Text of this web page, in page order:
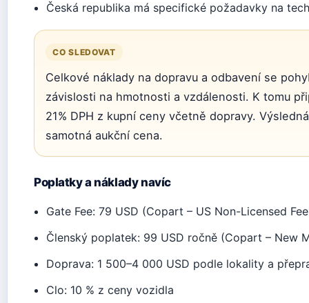
Česká republika má specifické požadavky na
CO SLEDOVAT
Celkové náklady na dopravu a odbavení se
závislosti na hmotnosti a vzdálenosti. K tomu
21% DPH z kupní ceny včetně dopravy.
samotná aukční cena.
Poplatky a náklady navíc
Gate Fee: 79 USD (Copart – US Non-Licensed
Členský poplatek: 99 USD ročně (Copart – New
Doprava: 1 500–4 000 USD podle lokality a
Clo: 10 % z ceny vozidla